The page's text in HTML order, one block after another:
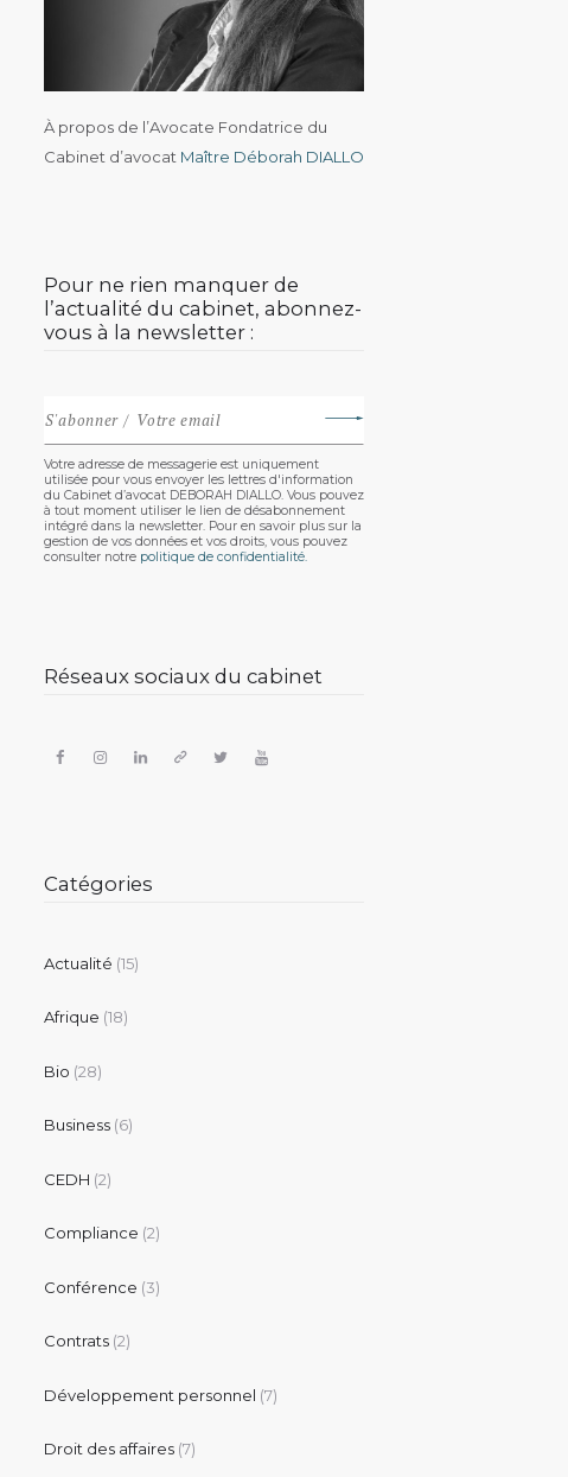
À propos de l’Avocate Fondatrice du
Cabinet d’avocat Maître Déborah DIALLO
Pour ne rien manquer de
l’actualité du cabinet, abonnez-
vous à la newsletter :
Votre adresse de messagerie est uniquement
utilisée pour vous envoyer les lettres d'information
du Cabinet d’avocat DEBORAH DIALLO. Vous pouvez
à tout moment utiliser le lien de désabonnement
intégré dans la newsletter. Pour en savoir plus sur la
gestion de vos données et vos droits, vous pouvez
consulter notre politique de confidentialité.
Réseaux sociaux du cabinet
Catégories
Actualité (15)
Afrique (18)
Bio (28)
Business (6)
CEDH (2)
Compliance (2)
Conférence (3)
Contrats (2)
Développement personnel (7)
Droit des affaires (7)